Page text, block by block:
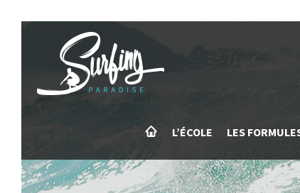
L’ÉCOLE LES
Panneau de gestion des cookies